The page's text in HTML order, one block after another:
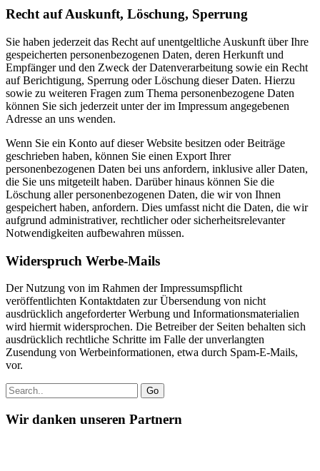
Recht auf Auskunft, Löschung, Sperrung
Sie haben jederzeit das Recht auf unentgeltliche Auskunft über Ihre
gespeicherten personenbezogenen Daten, deren Herkunft und
Empfänger und den Zweck der Datenverarbeitung sowie ein Recht
auf Berichtigung, Sperrung oder Löschung dieser Daten. Hierzu
sowie zu weiteren Fragen zum Thema personenbezogene Daten
können Sie sich jederzeit unter der im Impressum angegebenen
Adresse an uns wenden.
Wenn Sie ein Konto auf dieser Website besitzen oder Beiträge
geschrieben haben, können Sie einen Export Ihrer
personenbezogenen Daten bei uns anfordern, inklusive aller Daten,
die Sie uns mitgeteilt haben. Darüber hinaus können Sie die
Löschung aller personenbezogenen Daten, die wir von Ihnen
gespeichert haben, anfordern. Dies umfasst nicht die Daten, die wir
aufgrund administrativer, rechtlicher oder sicherheitsrelevanter
Notwendigkeiten aufbewahren müssen.
Widerspruch Werbe-Mails
Der Nutzung von im Rahmen der Impressumspflicht
veröffentlichten Kontaktdaten zur Übersendung von nicht
ausdrücklich angeforderter Werbung und Informationsmaterialien
wird hiermit widersprochen. Die Betreiber der Seiten behalten sich
ausdrücklich rechtliche Schritte im Falle der unverlangten
Zusendung von Werbeinformationen, etwa durch Spam-E-Mails,
vor.
Go
Wir danken unseren Partnern